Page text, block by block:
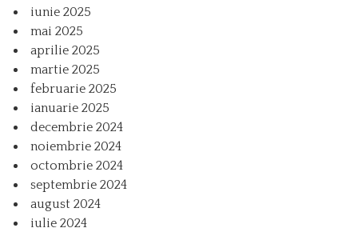
iunie 2025
mai 2025
aprilie 2025
martie 2025
februarie 2025
ianuarie 2025
decembrie 2024
noiembrie 2024
octombrie 2024
septembrie 2024
august 2024
iulie 2024